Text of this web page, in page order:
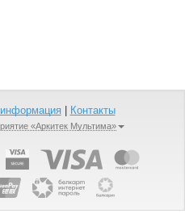
| Контакты
«Аркитек Мультима»